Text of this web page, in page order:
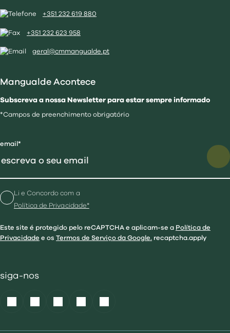
+351 232 619 880
+351 232 623 958
geral@cmmangualde.pt
Mangualde Acontece
Subscreva a nossa Newsletter para estar sempre informado
*Campos de preenchimento obrigatório
email*
Li e Concordo com a
Política de Privacidade*
Este site é protegido pelo reCAPTCHA e aplicam-se a Política de
Privacidade e os Termos de Serviço da Google. recaptcha.apply
siga-nos